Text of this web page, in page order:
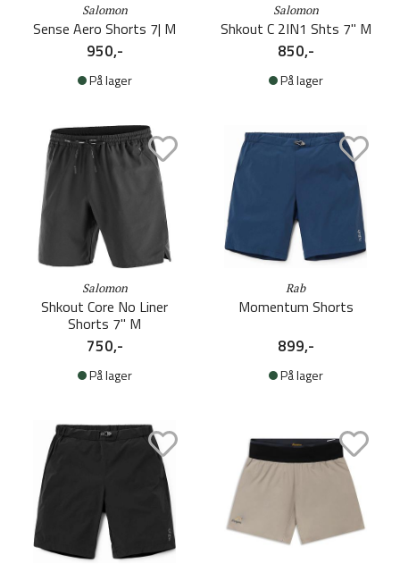
Salomon
Sense Aero Shorts 7| M
950,-
På lager
Salomon
Shkout C 2IN1 Shts 7'' M
850,-
På lager
Salomon
Shkout Core No Liner
Shorts 7'' M
750,-
På lager
Rab
Momentum Shorts
899,-
På lager